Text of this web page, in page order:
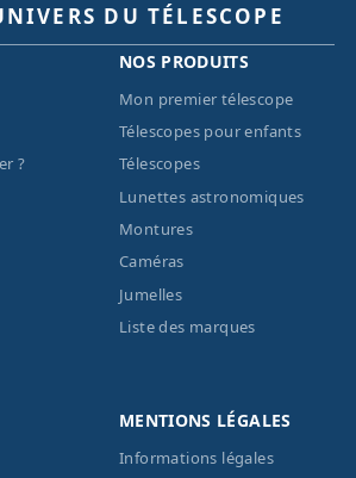
DU TÉLESCOPE
?
NOS PRODUITS
Mon premier télescope
Télescopes pour enfants
Télescopes
Lunettes astronomiques
Montures
Caméras
Jumelles
Liste des marques
MENTIONS LÉGALES
Informations légales